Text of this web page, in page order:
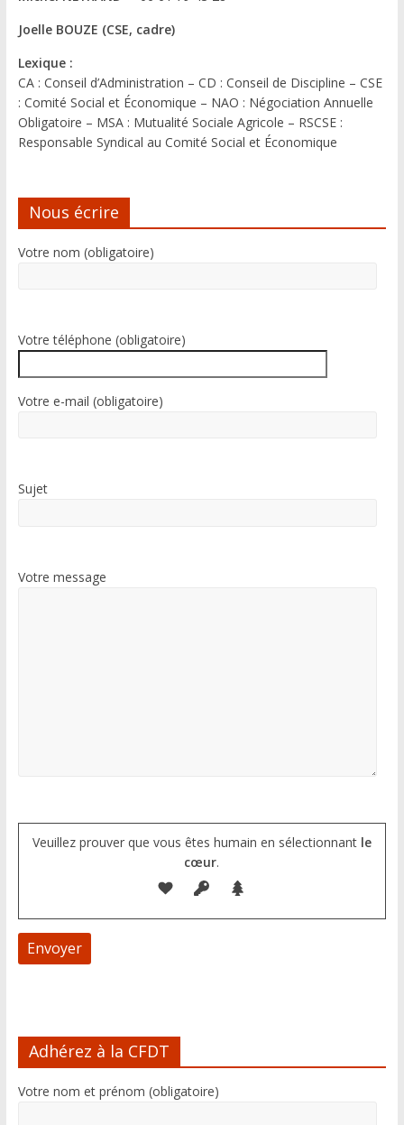
Joelle BOUZE (CSE, cadre)
Lexique :
CA : Conseil d’Administration – CD : Conseil de Discipline – CSE
: Comité Social et Économique – NAO : Négociation Annuelle
Obligatoire – MSA : Mutualité Sociale Agricole – RSCSE :
Responsable Syndical au Comité Social et Économique
Nous écrire
Votre nom (obligatoire)
Votre téléphone (obligatoire)
Votre e-mail (obligatoire)
Sujet
Votre message
Veuillez prouver que vous êtes humain en sélectionnantle
cœur.
l
e
r
Adhérez à la CFDT
Votre nom et prénom (obligatoire)